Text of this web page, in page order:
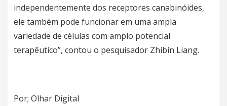
independentemente dos receptores canabinóides,
ele também pode funcionar em uma ampla
variedade de células com amplo potencial
terapêutico”, contou o pesquisador Zhibin Liang.
Por; Olhar Digital